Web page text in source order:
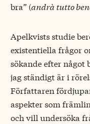
bra” (andrà tutto
Apelkvists studie
existentiella frågor
sökande efter något
jag ständigt är i
Författaren
aspekter som
och vill undersöka